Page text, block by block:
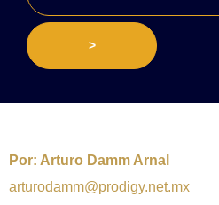
>
Por: Arturo Damm Arnal
arturodamm@prodigy.net.mx